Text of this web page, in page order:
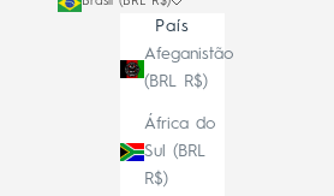
País
Afeganistão
(BRL R$)
África do
Sul (BRL
R$)